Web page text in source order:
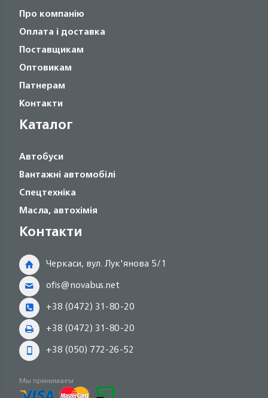
Про компанію
Оплата і доставка
Поставщикам
Оптовикам
Патнерам
Контакти
Каталог
Автобуси
Вантажні автомобілі
Спецтехніка
Масла, автохімія
Контакти
Черкаси, вул. Лук'янова 5/1
ofis@novabus.net
+38 (0472) 31-80-20
+38 (0472) 31-80-20
+38 (050) 772-26-52
Мы принимаем